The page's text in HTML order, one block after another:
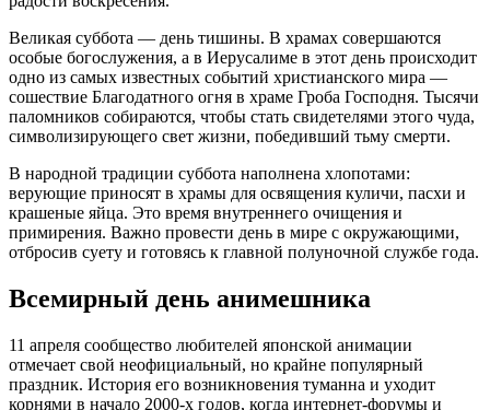
Великая суббота — день тишины. В храмах совершаются
особые богослужения, а в Иерусалиме в этот день происходит
одно из самых известных событий христианского мира —
сошествие Благодатного огня в храме Гроба Господня. Тысячи
паломников собираются, чтобы стать свидетелями этого чуда,
символизирующего свет жизни, победивший тьму смерти.
В народной традиции суббота наполнена хлопотами:
верующие приносят в храмы для освящения куличи, пасхи и
крашеные яйца. Это время внутреннего очищения и
примирения. Важно провести день в мире с окружающими,
отбросив суету и готовясь к главной полуночной службе года.
Всемирный день анимешника
11 апреля сообщество любителей японской анимации
отмечает свой неофициальный, но крайне популярный
праздник. История его возникновения туманна и уходит
корнями в начало 2000-х годов, когда интернет-форумы и